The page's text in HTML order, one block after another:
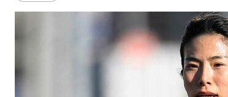
特
集
団